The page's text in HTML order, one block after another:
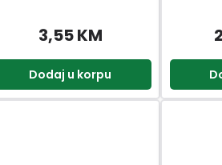
3,55 KM
Dodaj u korpu